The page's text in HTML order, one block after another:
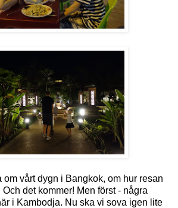
vårt dygn i Bangkok, om hur resan
det kommer! Men först - några
i Kambodja. Nu ska vi sova igen lite